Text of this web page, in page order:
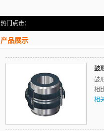
热门点击：
产品展示
鼓
鼓
相
相